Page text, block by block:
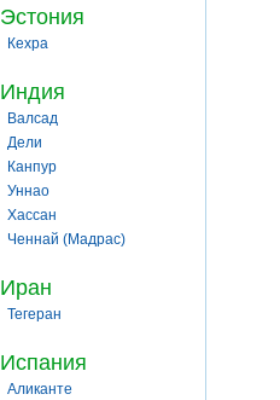
Эстония
Кехра
Индия
Валсад
Дели
Канпур
Уннао
Хассан
Ченнай (Мадрас)
Иран
Тегеран
Испания
Аликанте